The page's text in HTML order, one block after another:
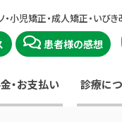
・小児矯正・成人矯正・いび
患者様の感想
・お支払い 診療に